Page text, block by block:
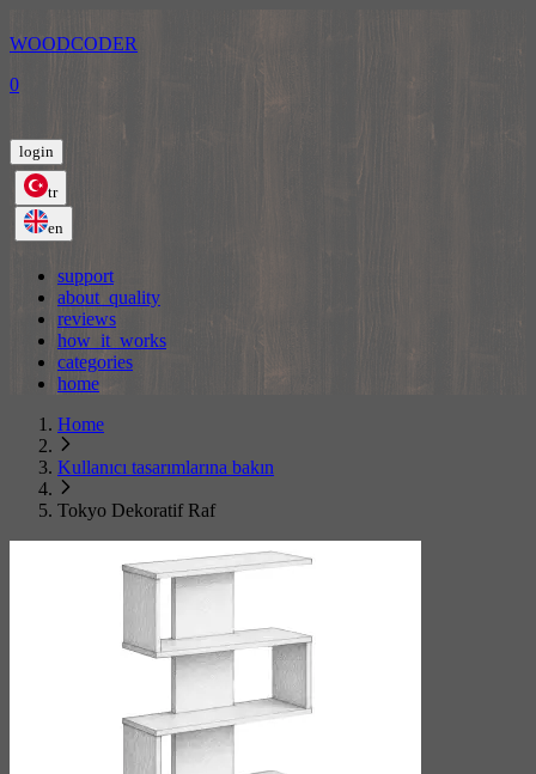
WOODCODER
0
login
tr
en
support
about_quality
reviews
how_it_works
categories
home
Home
Kullanıcı tasarımlarına bakın
Tokyo Dekoratif Raf